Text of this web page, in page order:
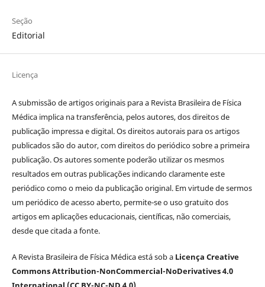
Seção
Editorial
Licença
A submissão de artigos originais para a Revista Brasileira de Física
Médica implica na transferência, pelos autores, dos direitos de
publicação impressa e digital. Os direitos autorais para os artigos
publicados são do autor, com direitos do periódico sobre a primeira
publicação. Os autores somente poderão utilizar os mesmos
resultados em outras publicações indicando claramente este
periódico como o meio da publicação original. Em virtude de sermos
um periódico de acesso aberto, permite-se o uso gratuito dos
artigos em aplicações educacionais, científicas, não comerciais,
desde que citada a fonte.
A Revista Brasileira de Física Médica está sob a Licença Creative
Commons Attribution-NonCommercial-NoDerivatives 4.0